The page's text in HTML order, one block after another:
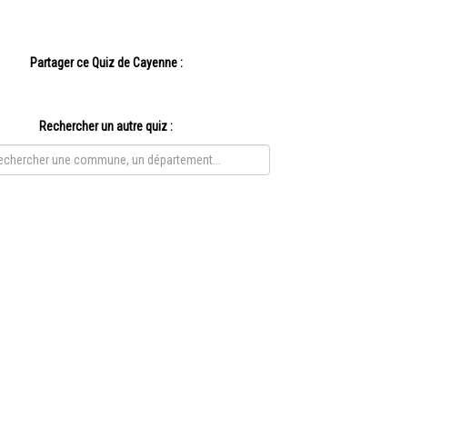
Partager ce Quiz de Cayenne :
Rechercher un autre quiz :